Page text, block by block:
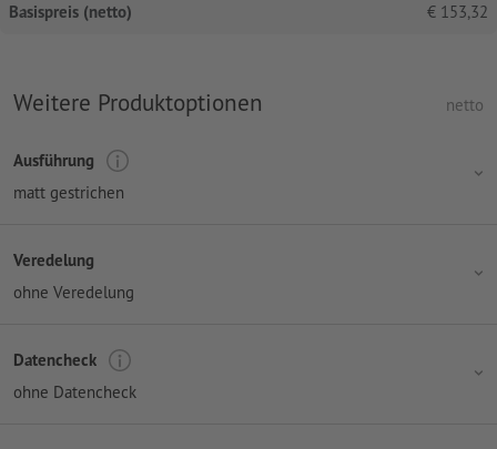
Basispreis (netto) € 153,32
Weitere Produktoptionen netto
Ausführung
matt gestrichen
Veredelung
ohne Veredelung
Datencheck
ohne Datencheck